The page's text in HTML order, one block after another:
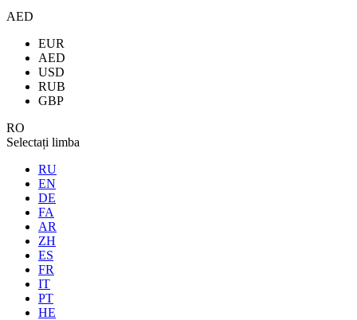
AED
EUR
AED
USD
RUB
GBP
RO
Selectați limba
RU
EN
DE
FA
AR
ZH
ES
FR
IT
PT
HE